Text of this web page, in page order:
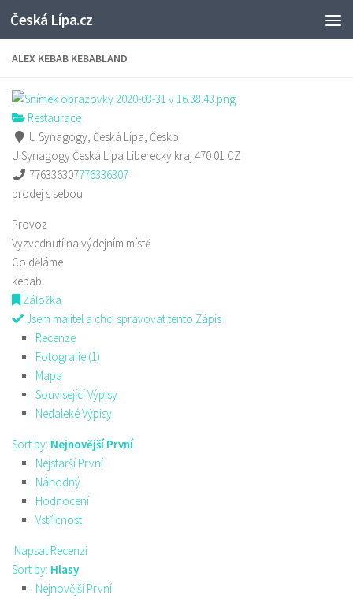
Skip to content
Česká Lípa.cz
ALEX KEBAB KEBABLAND
Restaurace
U Synagogy, Česká Lípa, Česko
U Synagogy Česká Lípa Liberecký kraj470 01 CZ
776336307776336307
prodej s sebou
Provoz
Vyzvednutí na výdejním místě
Co děláme
kebab
Záložka
Jsem majitel a chci spravovat tento Zápis
Recenze
Fotografie (1)
Mapa
Související Výpisy
Nedaleké Výpisy
Sort by: Nejnovější První
Nejstarší První
Náhodný
Hodnocení
Vstřícnost
Napsat Recenzi
Sort by: Hlasy
Nejnovější První